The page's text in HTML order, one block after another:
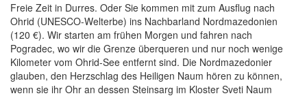
Freie Zeit in Durres. Oder Sie kommen mit zum Ausflug nach
Ohrid (UNESCO-Welterbe) ins Nachbarland Nordmazedonien
(120 €). Wir starten am frühen Morgen und fahren nach
Pogradec, wo wir die Grenze überqueren und nur noch wenige
Kilometer vom Ohrid-See entfernt sind. Die Nordmazedonier
glauben, den Herzschlag des Heiligen Naum hören zu können,
wenn sie ihr Ohr an dessen Steinsarg im Kloster Sveti Naum